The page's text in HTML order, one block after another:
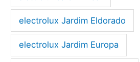
electrolux Jardim Eldorado
electrolux Jardim Europa